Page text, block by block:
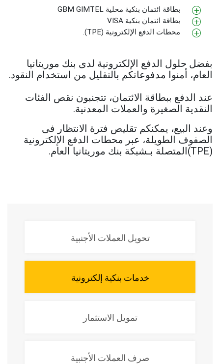
تحويل العملات الأجنبية
خدمات بنكية إلكترونية
تمويل الاستثمار
صرف العملات الأجنبية
بطاقة ائتمان بنكية محلية GBM GIMTEL
بطاقة ائتمان بنكية VISA
محطات الدفع الإلكترونية (TPE).
بفضل حلول الدفع الإلكترونية لدى بنك موريتانيا
العام، أمنوا مدفوعاتكم بالتقليل من استخدام النقود.
عند الدفع ببطاقة الائتمان، تتجنبون نقص الفئات
النقدية الصغيرة والعملات المعدنية.
وعند البيع، يمكنكم تقليص فترة الانتظار فى
الصفوف الطويلة، عبر محطات الدفع الإلكترونية
(TPE)المتصلة بـشبكة بنك موريتانيا العام.